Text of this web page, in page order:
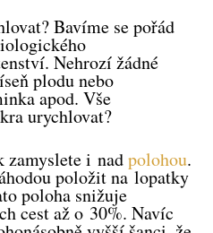
Bavíme se pořád
Nehrozí žádné
plodu nebo
apod. Vše
urychlovat?
zamyslete i nadpolohou.
položit na lopatky
poloha snižuje
cest až o 30%. Navíc